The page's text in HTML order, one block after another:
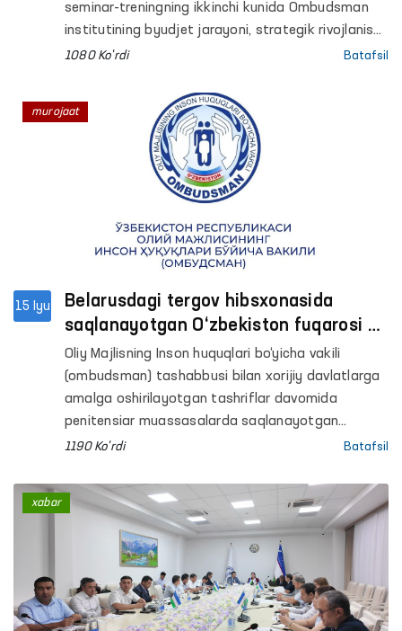
seminar-treningning ikkinchi kunida Ombudsman
institutining byudjet jarayoni, strategik rivojlanish
rejasi, tashkiliy tuzilmasi, hududlardagi faoliyati
taqdimotlar namoyish etildi. Shuningdek,
ishtirokchilar bilan akkreditatsiya jarayonining
asosiy talablari yuzasidan savol-javob va fikr
almashuvlar o‘tkazildi.
1080 Ko'rdi Batafsil
15 Iyu
Belarusdagi tergov hibsxonasida
saqlanayotgan O‘zbekiston fuqarosi
murojaati hal etildi
Oliy Majlisning Inson huquqlari bo‘yicha vakili
(ombudsman) tashabbusi bilan xorijiy davlatlarga
amalga oshirilayotgan tashriflar davomida
penitensiar muassasalarda saqlanayotgan
O‘zbekiston fuqarolari bilan ham uchrashuvlar
1190 Ko'rdi Batafsil
murojaat
xabar